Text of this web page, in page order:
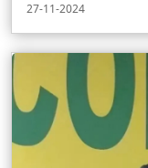
27-11-2024